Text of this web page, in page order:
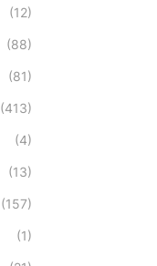
(12)
(88)
(81)
(413)
(4)
(13)
(157)
(1)